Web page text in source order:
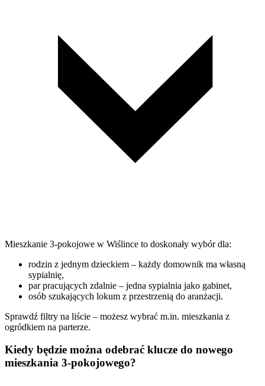
Mieszkanie 3-pokojowe w Wiślince to doskonały wybór dla:
rodzin z jednym dzieckiem – każdy domownik ma własną
sypialnię,
par pracujących zdalnie – jedna sypialnia jako gabinet,
osób szukających lokum z przestrzenią do aranżacji.
Sprawdź filtry na liście – możesz wybrać m.in. mieszkania z
ogródkiem na parterze.
Kiedy będzie można odebrać klucze do nowego
mieszkania 3-pokojowego?